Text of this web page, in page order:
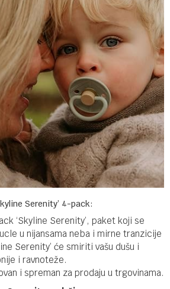
Serenity’ 4-pack:
‘Skyline Serenity’, paket koji se
u nijansama neba i mirne tranzicije
Serenity’ će smiriti vašu dušu i
i ravnoteže.
i spreman za prodaju u trgovinama.